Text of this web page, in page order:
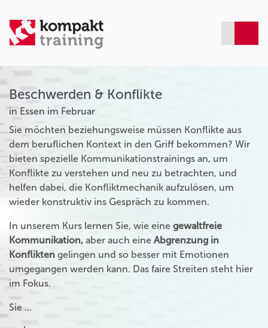
Beschwerden & Konflikte
in Essen im Februar
Sie möchten beziehungsweise müssen Konflikte aus
dem beruflichen Kontext in den Griff bekommen? Wir
bieten spezielle Kommunikationstrainings an, um
Konflikte zu verstehen und neu zu betrachten, und
helfen dabei, die Konfliktmechanik aufzulösen, um
wieder konstruktiv ins Gespräch zu kommen.
In unserem Kurs lernen Sie, wie eine gewaltfreie
Kommunikation, aber auch eine Abgrenzung in
Konflikten gelingen und so besser mit Emotionen
umgegangen werden kann. Das faire Streiten steht hier
im Fokus.
Sie …